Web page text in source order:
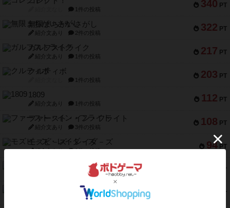
340 PT
1件の投稿
322 PT
無限まちがいさがし
紹介文あり 2件の投稿
217 PT
ガルフストライク
紹介文あり 1件の投稿
203 PT
クルティボ
1件の投稿
112 PT
1809
紹介文あり 1件の投稿
108 PT
ファースト・イン・フライト
紹介文あり 3件の投稿
94 PT
モズビ－ズ・レイダ－ズ
紹介文あり 1件の投稿
PT
テンプテーション
2件の投稿
PT
2件の投稿